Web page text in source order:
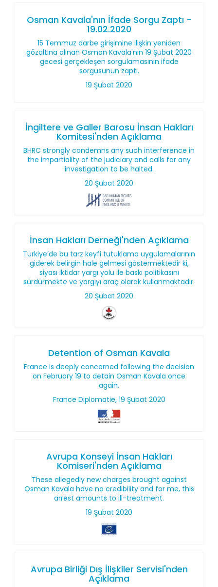
Osman Kavala'nın İfade Sorgu Zaptı -
19.02.2020
15 Temmuz darbe girişimine ilişkin yeniden
gözaltına alınan Osman Kavala'nın 19 Şubat 2020
gecesi gerçekleşen sorgulamasının ifade
sorgusunun zaptı.
19 Şubat 2020
İngiltere ve Galler Barosu İnsan Hakları
Komitesi'nden Açıklama
BHRC strongly condemns any such interference in
the impartiality of the judiciary and calls for any
investigation to be halted.
20 Şubat 2020
İnsan Hakları Derneği'nden Açıklama
Türkiye’de bu tarz keyfi tutuklama uygulamalarının
giderek belirgin hale gelmesi göstermektedir ki,
siyası iktidar yargı yolu ile baskı politikasını
sürdürmekte ve yargıyı araç olarak kullanmaktadır.
20 Şubat 2020
Detention of Osman Kavala
France is deeply concerned following the decision
on February 19 to detain Osman Kavala once
again.
France Diplomatie, 19 Şubat 2020
Avrupa Konseyi İnsan Hakları
Komiseri'nden Açıklama
These allegedly new charges brought against
Osman Kavala have no credibility and for me, this
arrest amounts to ill-treatment.
19 Şubat 2020
Avrupa Birliği Dış İlişkiler Servisi'nden
Açıklama